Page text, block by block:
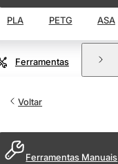
PLA PETG ASA
Ferramentas
Voltar
Ferramentas Manuais